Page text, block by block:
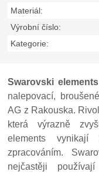
Materiál:
Výrobní číslo:
Kategorie:
Swarovski
nalepovací,
AG z Rakouska.
která výrazně
elements vynikají
zpracováním.
nejčastěji